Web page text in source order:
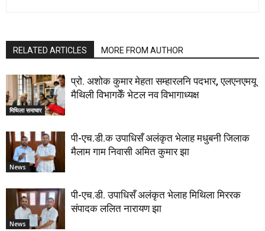
RELATED ARTICLES MORE FROM AUTHOR
मिथिला समाचार
प्रो. अशोक कुमार मेहता सम्हारलनि पदभार, एलएनएमयू
मैथिली विभागकेँ भेटल नव विभागाध्यक्ष
News
पी-एच.डी.क उपाधिसँ अलंकृत भेलाह मधुबनी जिलाक
मैलाम गाम निवासी अमित कुमार झा
News
पी-एच.डी. उपाधिसँ अलंकृत भेलाह मिथिला मिररक
संपादक ललित नारायण झा